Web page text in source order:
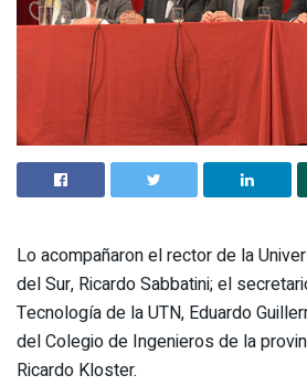
Lo acompañaron el rector de la
del Sur, Ricardo Sabbatini; el
Tecnología de la UTN, Eduardo
del Colegio de Ingenieros de la
Ricardo Kloster.